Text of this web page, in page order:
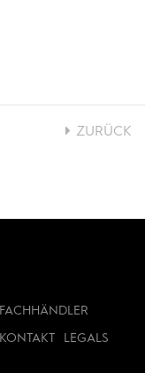
ZURÜCK
FACHHÄNDLER
KONTAKT LEGALS